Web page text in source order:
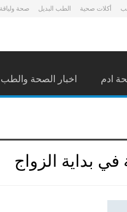
أكلات صحية الطب البديل صحة ولياقة
ادم اخبار الصحة والطب
بداية الزواج